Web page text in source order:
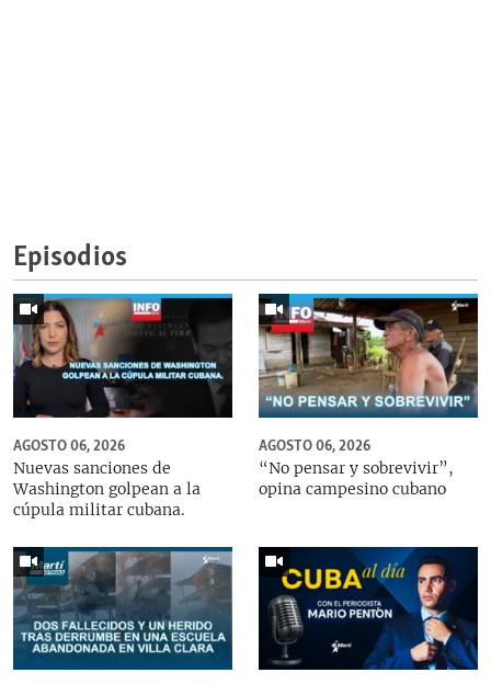
Episodios
AGOSTO 06, 2026
Nuevas sanciones de
Washington golpean a la
cúpula militar cubana.
AGOSTO 06, 2026
“No pensar y sobrevivir”,
opina campesino cubano